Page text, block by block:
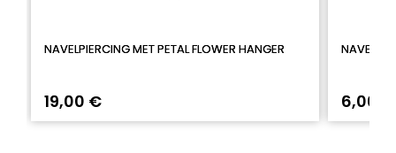
NAVELPIERCING MET PETAL FLOWER HANGER
19,00 € 6,00 €